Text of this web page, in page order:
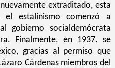
extraditado, esta
el estalinismo comenzó a
gobierno socialdemócrata
Finalmente, en 1937. se
gracias al permiso que
Cárdenas miembros del